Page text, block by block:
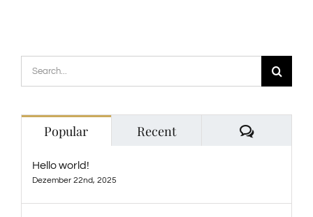
Search
for:
Popular Recent
Hello world!
Dezember 22nd, 2025